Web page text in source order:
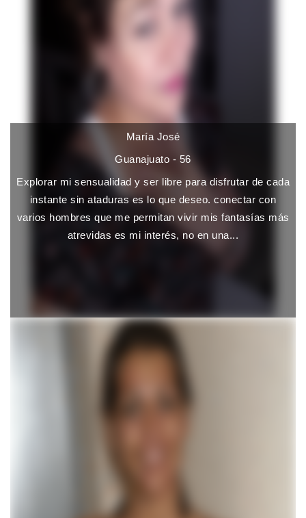
María José
Guanajuato - 56
Explorar mi sensualidad y ser libre para disfrutar de cada
instante sin ataduras es lo que deseo. conectar con
varios hombres que me permitan vivir mis fantasías más
atrevidas es mi interés, no en una...